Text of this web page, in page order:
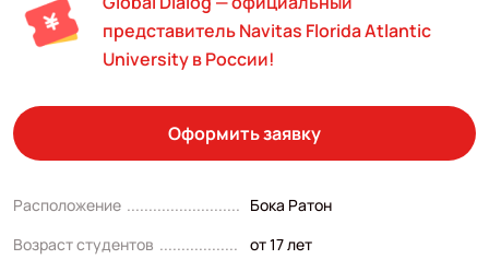
представитель Navitas Florida Atlantic
University в России!
Оформить заявку
Расположение
Бока Ратон
Возраст студентов
от 17 лет